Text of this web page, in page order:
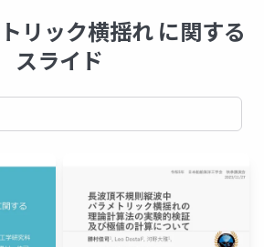
リック横揺れ に関する
スライド